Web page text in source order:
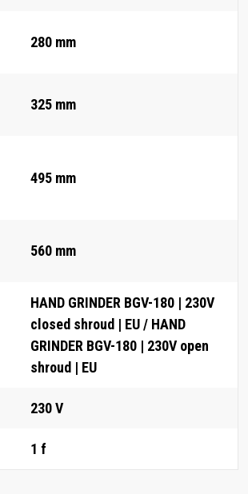
280 mm
325 mm
495 mm
560 mm
HAND GRINDER BGV-180 | 230V
closed shroud | EU / HAND
GRINDER BGV-180 | 230V open
shroud | EU
230 V
1 f